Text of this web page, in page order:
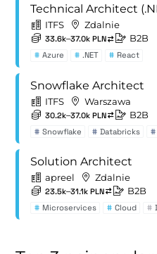
Technical Architect
ITFS Zdalnie
33.6k–37.0k PLN B2B
# Azure # .NET # React
Snowflake Architect
ITFS Warszawa
30.2k–37.0k PLN B2B
# Snowflake # Databricks #
Solution Architect
apreel Zdalnie
23.5k–31.1k PLN B2B
# Microservices # Cloud #